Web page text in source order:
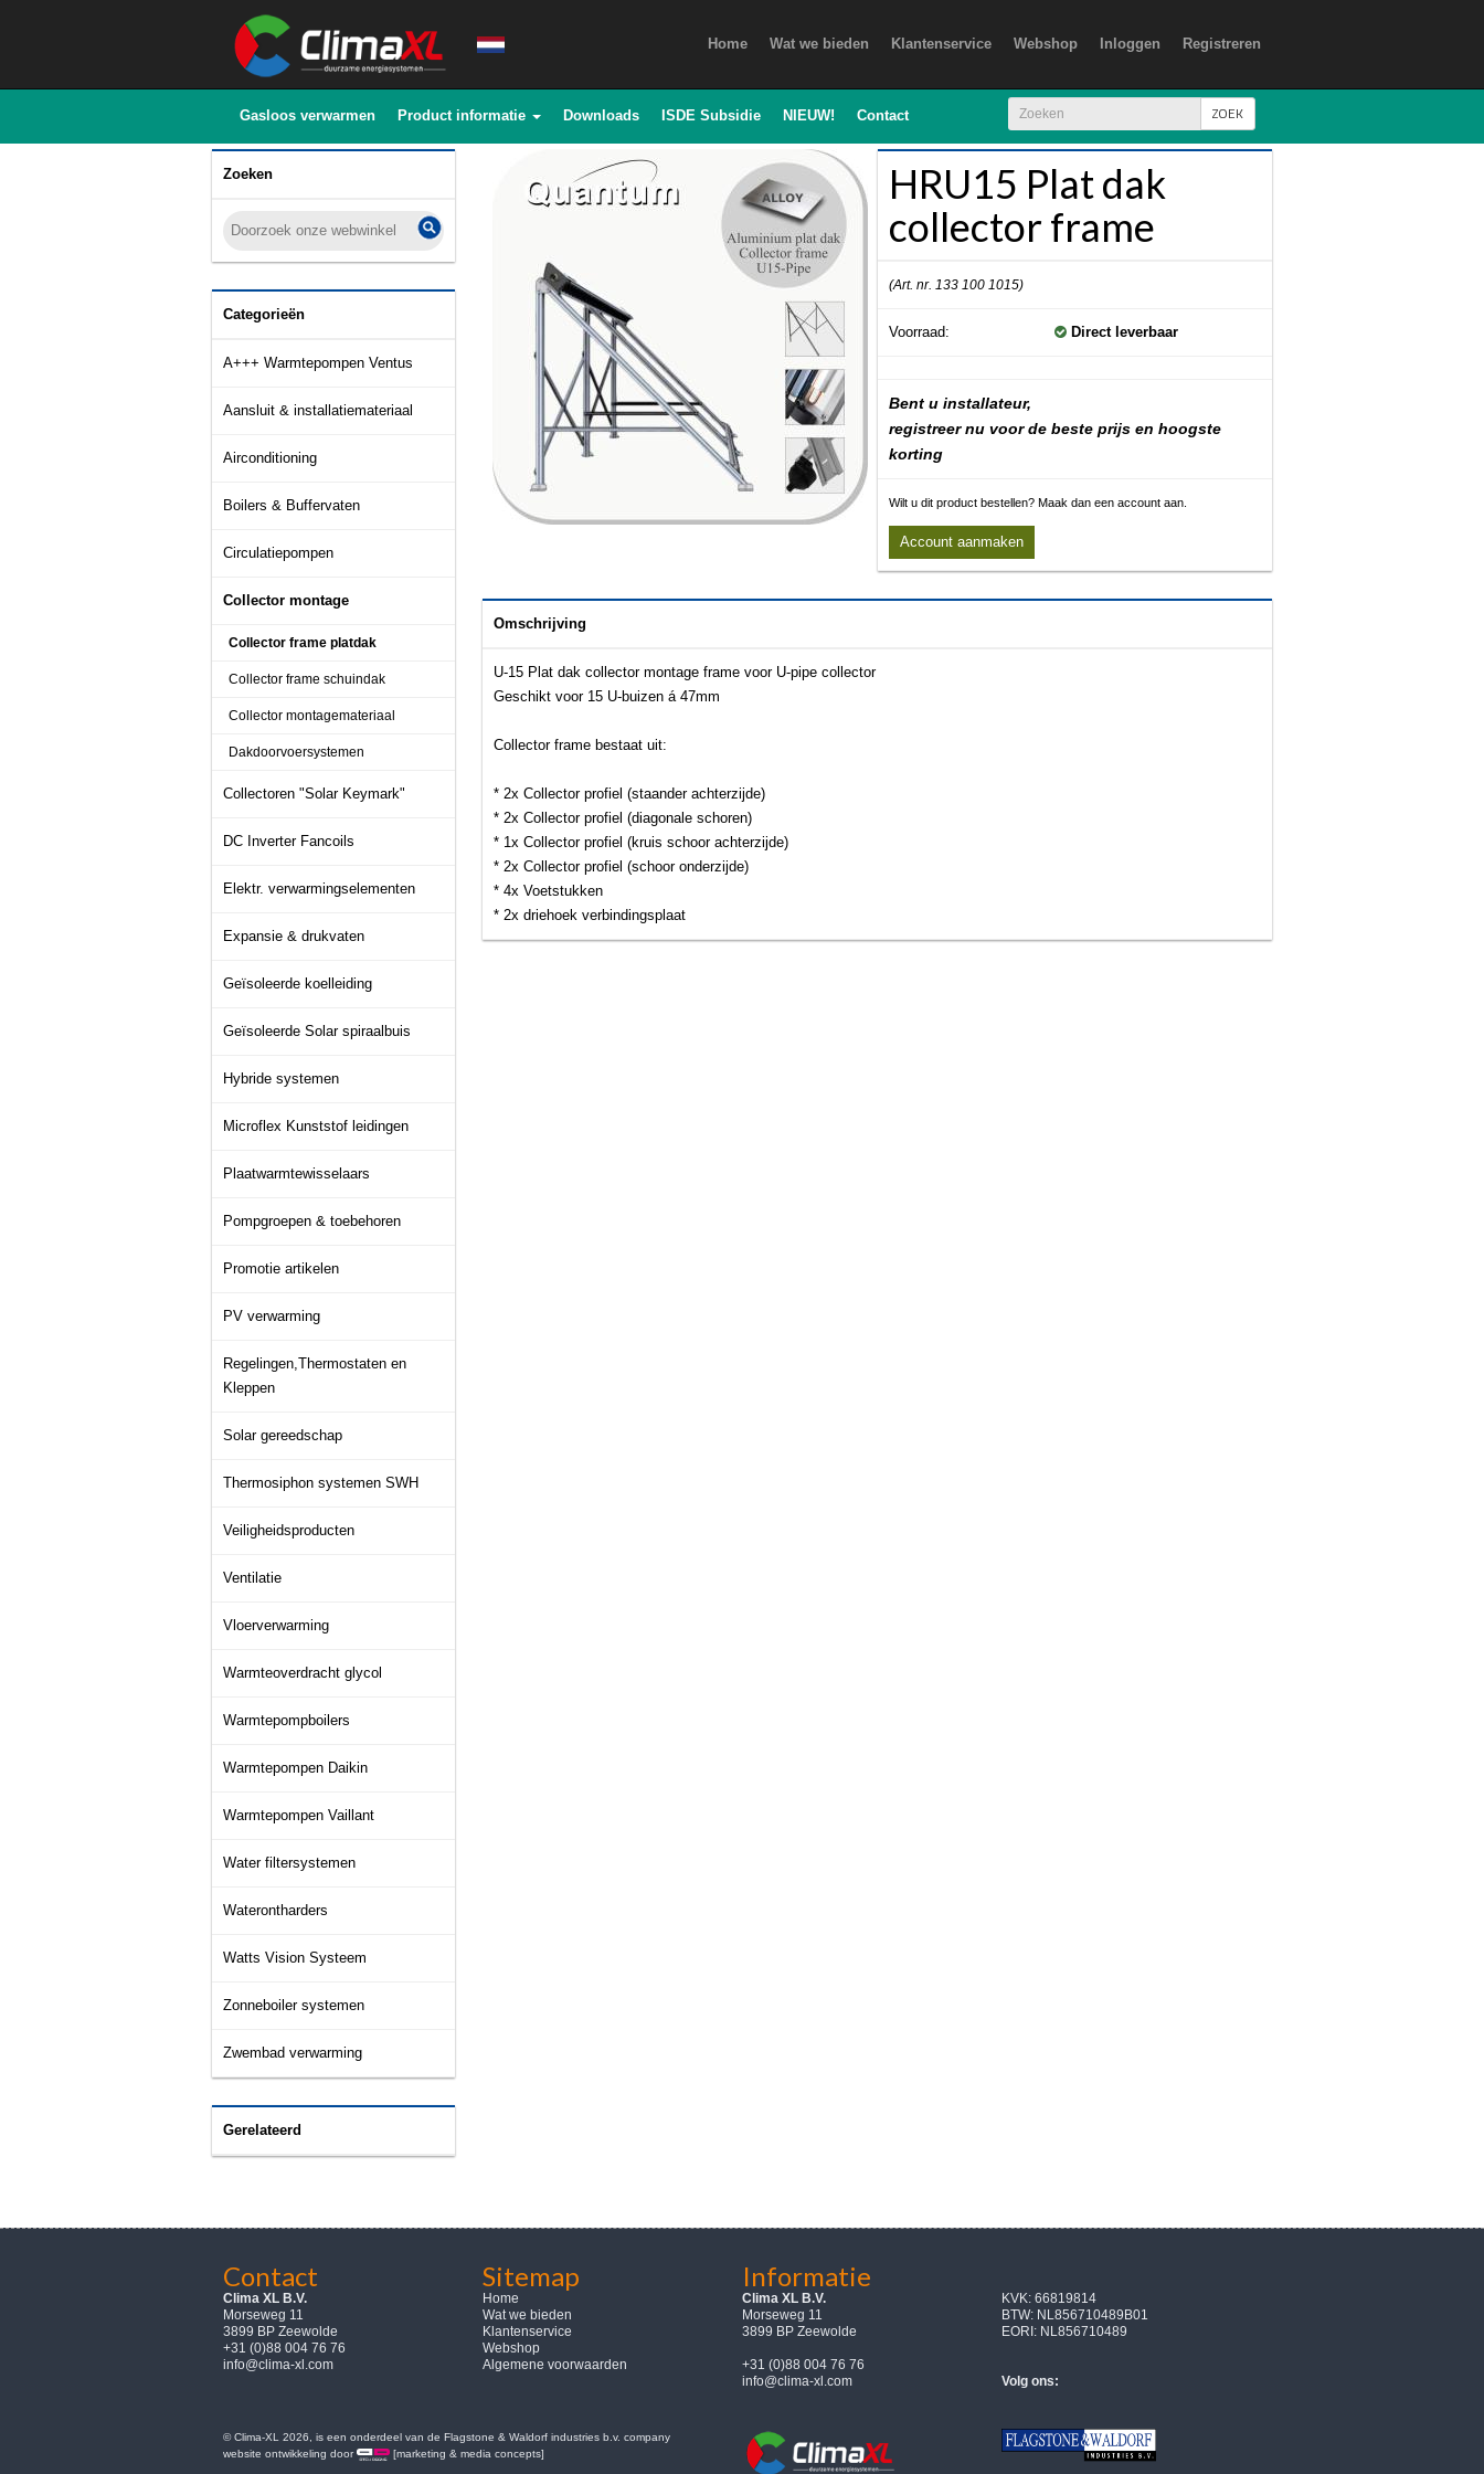
Home Wat we bieden Klantenservice Webshop Inloggen Registreren
Gasloos verwarmen Product informatie Downloads ISDE Subsidie NIEUW! Contact ZOEK
Zoeken
Categorieën
A+++ Warmtepompen Ventus
Aansluit & installatiemateriaal
Airconditioning
Boilers & Buffervaten
Circulatiepompen
Collector montage
Collector frame platdak
Collector frame schuindak
Collector montagemateriaal
Dakdoorvoersystemen
Collectoren "Solar Keymark"
DC Inverter Fancoils
Elektr. verwarmingselementen
Expansie & drukvaten
Geïsoleerde koelleiding
Geïsoleerde Solar spiraalbuis
Hybride systemen
Microflex Kunststof leidingen
Plaatwarmtewisselaars
Pompgroepen & toebehoren
Promotie artikelen
PV verwarming
Regelingen,Thermostaten en
Kleppen
Solar gereedschap
Thermosiphon systemen SWH
Veiligheidsproducten
Ventilatie
Vloerverwarming
Warmteoverdracht glycol
Warmtepompboilers
Warmtepompen Daikin
Warmtepompen Vaillant
Water filtersystemen
Waterontharders
Watts Vision Systeem
Zonneboiler systemen
Zwembad verwarming
Gerelateerd
HRU15 Plat dak
collector frame
(Art. nr. 133 100 1015)
Voorraad: Direct leverbaar
Bent u installateur,
registreer nu voor de beste prijs en hoogste
korting
Wilt u dit product bestellen? Maak dan een account aan.
Account aanmaken
Omschrijving
U-15 Plat dak collector montage frame voor U-pipe collector
Geschikt voor 15 U-buizen á 47mm
Collector frame bestaat uit:
* 2x Collector profiel (staander achterzijde)
* 2x Collector profiel (diagonale schoren)
* 1x Collector profiel (kruis schoor achterzijde)
* 2x Collector profiel (schoor onderzijde)
* 4x Voetstukken
* 2x driehoek verbindingsplaat
Contact
Clima XL B.V.
Morseweg 11
3899 BP Zeewolde
+31 (0)88 004 76 76
info@clima-xl.com
Sitemap
Home
Wat we bieden
Klantenservice
Webshop
Algemene voorwaarden
Informatie
Clima XL B.V.
Morseweg 11
3899 BP Zeewolde
+31 (0)88 004 76 76
info@clima-xl.com
KVK: 66819814
BTW: NL856710489B01
EORI: NL856710489
Volg ons:
© Clima-XL 2026, is een onderdeel van de Flagstone & Waldorf industries b.v. company
website ontwikkeling door
[marketing & media concepts]